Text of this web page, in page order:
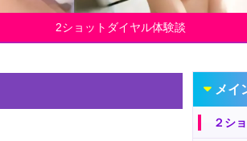
2ショットダイヤル体験談
メイ
２シ